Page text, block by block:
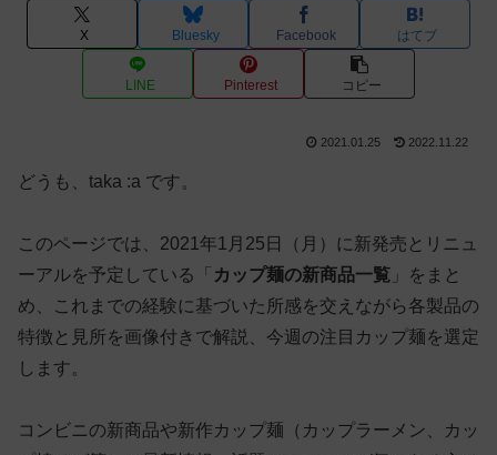
X Bluesky Facebook はてブ
LINE Pinterest コピー
2021.01.25 2022.11.22
どうも、taka :a です。
このページでは、2021年1月25日（月）に新発売とリニュ
ーアルを予定している「 カップ麺の新商品一覧 」をまと
め、これまでの経験に基づいた所感を交えながら各製品の
特徴と見所を画像付きで解説、今週の注目カップ麺を選定
します。
コンビニの新商品や新作カップ麺（カップラーメン、カッ